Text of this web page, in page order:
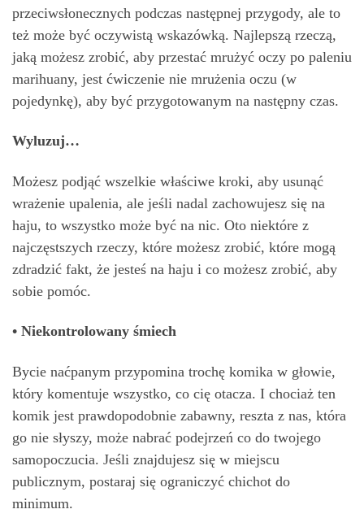
przeciwsłonecznych podczas następnej przygody, ale to
też może być oczywistą wskazówką. Najlepszą rzeczą,
jaką możesz zrobić, aby przestać mrużyć oczy po paleniu
marihuany, jest ćwiczenie nie mrużenia oczu (w
pojedynkę), aby być przygotowanym na następny czas.
Wyluzuj…
Możesz podjąć wszelkie właściwe kroki, aby usunąć
wrażenie upalenia, ale jeśli nadal zachowujesz się na
haju, to wszystko może być na nic. Oto niektóre z
najczęstszych rzeczy, które możesz zrobić, które mogą
zdradzić fakt, że jesteś na haju i co możesz zrobić, aby
sobie pomóc.
• Niekontrolowany śmiech
Bycie naćpanym przypomina trochę komika w głowie,
który komentuje wszystko, co cię otacza. I chociaż ten
komik jest prawdopodobnie zabawny, reszta z nas, która
go nie słyszy, może nabrać podejrzeń co do twojego
samopoczucia. Jeśli znajdujesz się w miejscu
publicznym, postaraj się ograniczyć chichot do
minimum.